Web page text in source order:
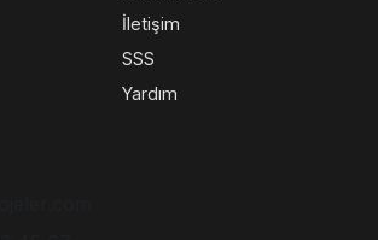
İletişim
SSS
Yardım